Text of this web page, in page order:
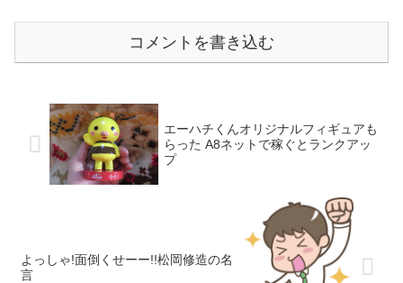
コメントを書き込む
エーハチくんオリジナルフィギュアも
らった A8ネットで稼ぐとランクアッ
プ
よっしゃ!面倒くせーー!!松岡修造の名
言